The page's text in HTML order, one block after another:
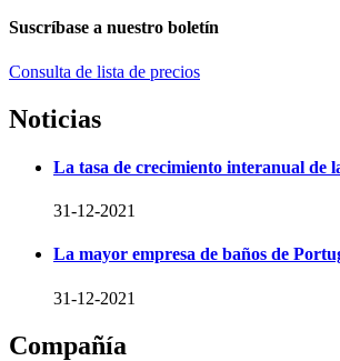
Suscríbase a nuestro boletín
Consulta de lista de precios
Noticias
La tasa de crecimiento interanual de
31-12-2021
La mayor empresa de baños de
31-12-2021
Compañía